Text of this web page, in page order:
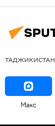
ТАДЖИКИСТАН
Макс